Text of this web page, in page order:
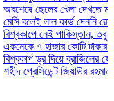
ছেলের খেলা দেখতে মাঠে
বলেই লাল কার্ড দেননি রেফারি!
নেই পাকিস্তান, তবু
৭ হাজার কোটি টাকার ৫
ড্র দিয়ে ব্রাজিলের হেক্সা
প্রেসিডেন্ট জিয়াউর রহমান